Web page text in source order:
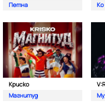
Петна
Криско
Магнитуд